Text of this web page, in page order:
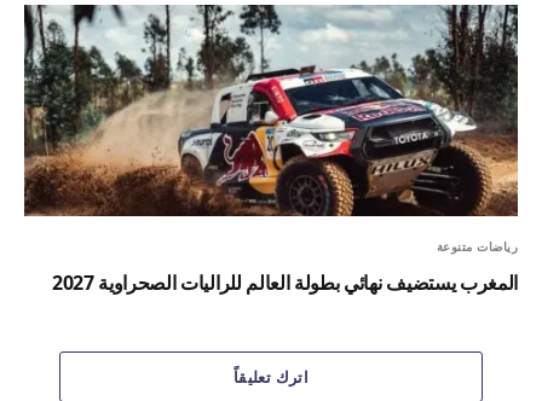
رياضات متنوعة
المغرب يستضيف نهائي بطولة العالم للراليات الصحراوية 2027
اترك تعليقاً